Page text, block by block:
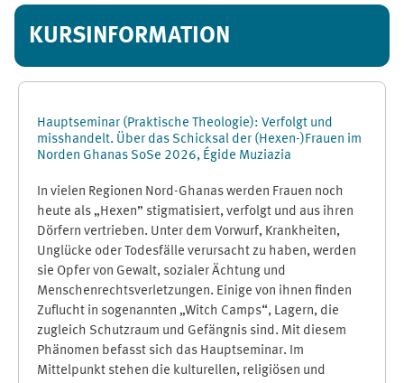
KURSINFORMATION
Hauptseminar (Praktische Theologie): Verfolgt und
misshandelt. Über das Schicksal der (Hexen-)Frauen im
Norden Ghanas SoSe 2026, Égide Muziazia
In vielen Regionen Nord-Ghanas werden Frauen noch
heute als „Hexen” stigmatisiert, verfolgt und aus ihren
Dörfern vertrieben. Unter dem Vorwurf, Krankheiten,
Unglücke oder Todesfälle verursacht zu haben, werden
sie Opfer von Gewalt, sozialer Ächtung und
Menschenrechtsverletzungen. Einige von ihnen finden
Zuflucht in sogenannten „Witch Camps“, Lagern, die
zugleich Schutzraum und Gefängnis sind. Mit diesem
Phänomen befasst sich das Hauptseminar. Im
Mittelpunkt stehen die kulturellen, religiösen und